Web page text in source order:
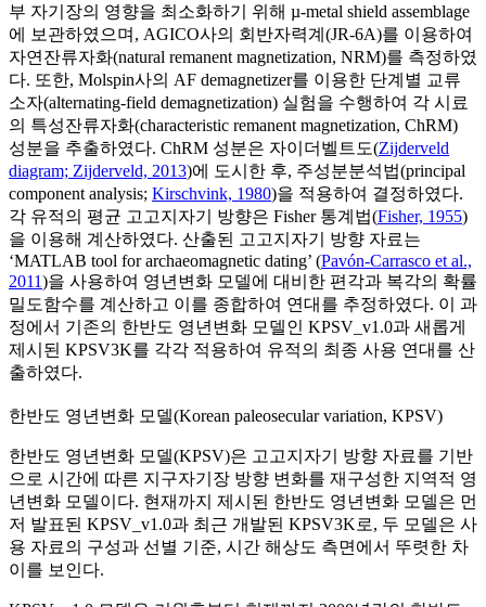
부 자기장의 영향을 최소화하기 위해 µ-metal shield assemblage
에 보관하였으며, AGICO사의 회반자력계(JR-6A)를 이용하여
자연잔류자화(natural remanent magnetization, NRM)를 측정하였
다. 또한, Molspin사의 AF demagnetizer를 이용한 단계별 교류
소자(alternating-field demagnetization) 실험을 수행하여 각 시료
의 특성잔류자화(characteristic remanent magnetization, ChRM)
성분을 추출하였다. ChRM 성분은 자이더벨트도(Zijderveld
diagram; Zijderveld, 2013)에 도시한 후, 주성분분석법(principal
component analysis; Kirschvink, 1980)을 적용하여 결정하였다.
각 유적의 평균 고고지자기 방향은 Fisher 통계법(Fisher, 1955)
을 이용해 계산하였다. 산출된 고고지자기 방향 자료는
‘MATLAB tool for archaeomagnetic dating’ (Pavón-Carrasco et al.,
2011)을 사용하여 영년변화 모델에 대비한 편각과 복각의 확률
밀도함수를 계산하고 이를 종합하여 연대를 추정하였다. 이 과
정에서 기존의 한반도 영년변화 모델인 KPSV_v1.0과 새롭게
제시된 KPSV3K를 각각 적용하여 유적의 최종 사용 연대를 산
출하였다.
한반도 영년변화 모델(Korean paleosecular variation, KPSV)
한반도 영년변화 모델(KPSV)은 고고지자기 방향 자료를 기반
으로 시간에 따른 지구자기장 방향 변화를 재구성한 지역적 영
년변화 모델이다. 현재까지 제시된 한반도 영년변화 모델은 먼
저 발표된 KPSV_v1.0과 최근 개발된 KPSV3K로, 두 모델은 사
용 자료의 구성과 선별 기준, 시간 해상도 측면에서 뚜렷한 차
이를 보인다.